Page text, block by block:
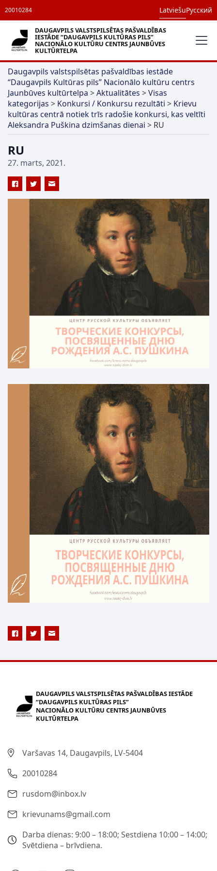
20010284 LatviešuРусский
DAUGAVPILS VALSTSPILSĒTAS PAŠVALDĪBAS
IESTĀDE “DAUGAVPILS KULTŪRAS PILS”
NACIONĀLO KULTŪRU CENTRS JAUNBŪVES
KULTŪRTELPA
Daugavpils valstspilsētas pašvaldības iestāde
“Daugavpils Kultūras pils” Nacionālo kultūru centrs
Jaunbūves kultūrtelpa >Aktualitātes >Visas
kategorijas > Konkursi / Konkursu rezultāti > Krievu
kultūras centrā notiek trīs radošie konkursi, kas veltīti
Aleksandra Puškina dzimšanas dienai > RU
RU
27. marts, 2021.
DAUGAVPILS VALSTSPILSĒTAS PAŠVALDĪBAS IESTĀDE
“DAUGAVPILS KULTŪRAS PILS”
NACIONĀLO KULTŪRU CENTRS JAUNBŪVES
KULTŪRTELPA
Varšavas 14, Daugavpils, LV-5404
20010284
rusdom@inbox.lv
krievunams@gmail.com
Darba dienas: 9:00 – 18:00; Sestdiena 10:00 – 14:00;
Svētdiena – brīvdiena.